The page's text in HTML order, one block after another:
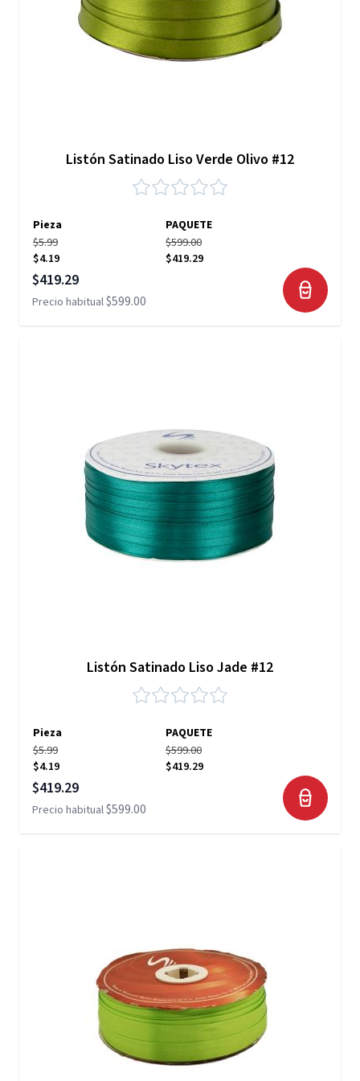
Listón Satinado Liso Verde Olivo #12
Pieza
PAQUETE
$5.99
$4.19
$599.00
$419.29
Precio especial
$419.29
Precio habitual$599.00
Listón Satinado Liso Jade #12
Pieza
PAQUETE
$5.99
$4.19
$599.00
$419.29
Precio especial
$419.29
Precio habitual$599.00